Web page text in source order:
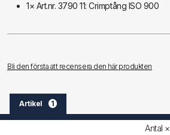
1× Art.nr. 3790 11: Crimptång ISO 900
Bli den första att recensera den här produkten
Artikel 1
Antal ×